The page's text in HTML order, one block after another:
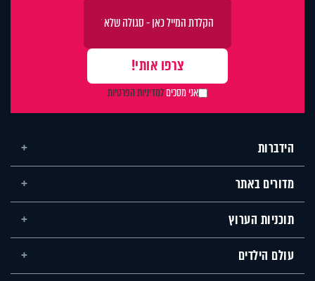
אני מסכיםלמדיניות הפרטיות
הידברות
מדורים באתר
תוכניות הערוץ
עולם הילדים